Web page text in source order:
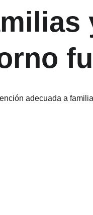
adecuada a